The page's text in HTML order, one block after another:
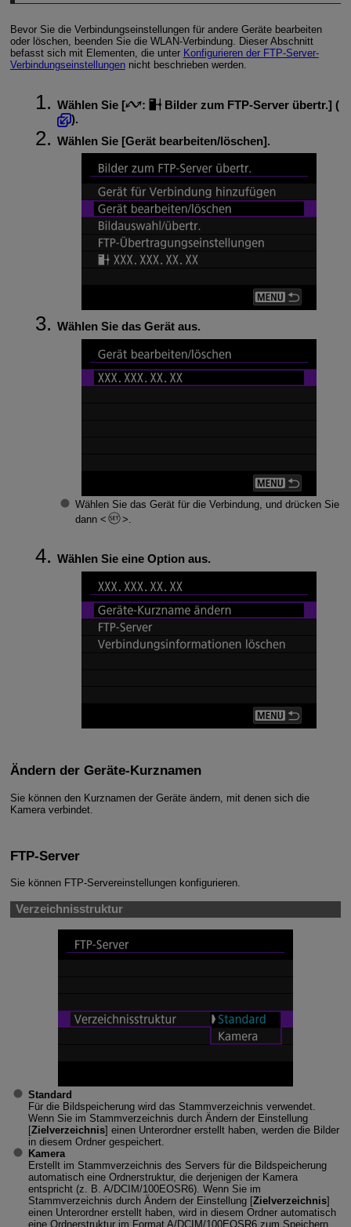
Bevor Sie die Verbindungseinstellungen für andere Geräte bearbeiten
oder löschen, beenden Sie die WLAN-Verbindung. Dieser Abschnitt
befasst sich mit Elementen, die unter Konfigurieren der FTP-Server-
Verbindungseinstellungennicht beschrieben werden.
Wählen Sie [ : Bilder zum FTP-Server übertr.] (
).
Wählen Sie [Gerät bearbeiten/löschen].
Wählen Sie das Gerät aus.
Wählen Sie das Gerät für die Verbindung, und drücken Sie
dann
Wählen Sie eine Option aus.
Ändern der Geräte-Kurznamen
Sie können den Kurznamen der Geräte ändern, mit denen sich die
Kamera verbindet.
FTP-Server
Sie können FTP-Servereinstellungen konfigurieren.
Verzeichnisstruktur
Standard
Für die Bildspeicherung wird das Stammverzeichnis verwendet.
Wenn Sie im Stammverzeichnis durch Ändern der Einstellung
[Zielverzeichnis] einen Unterordner erstellt haben, werden die Bilder
in diesem Ordner gespeichert.
Kamera
Erstellt im Stammverzeichnis des Servers für die Bildspeicherung
automatisch eine Ordnerstruktur, die derjenigen der Kamera
entspricht (z. B. A/DCIM/100EOSR6). Wenn Sie im
Stammverzeichnis durch Ändern der Einstellung [Zielverzeichnis]
einen Unterordner erstellt haben, wird in diesem Ordner automatisch
eine Ordnerstruktur im Format A/DCIM/100EOSR6 zum Speichern